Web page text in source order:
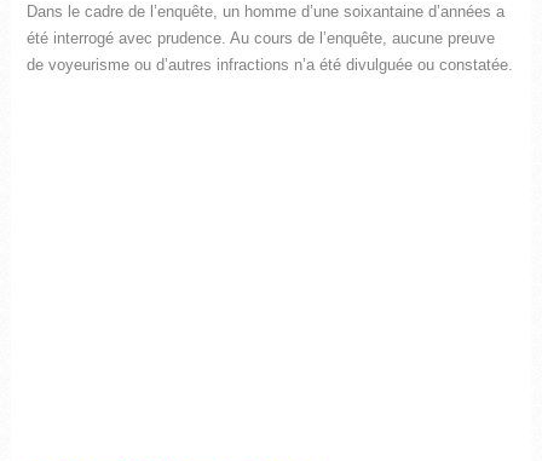
Dans le cadre de l’enquête, un homme d’une soixantaine d’années a
été interrogé avec prudence. Au cours de l’enquête, aucune preuve
de voyeurisme ou d’autres infractions n’a été divulguée ou constatée.